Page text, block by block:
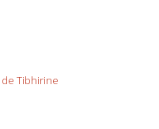
Tibhirine